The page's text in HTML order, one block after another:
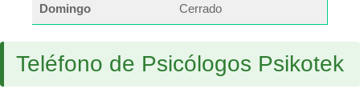
Domingo Cerrado
Teléfono de Psicólogos Psikotek